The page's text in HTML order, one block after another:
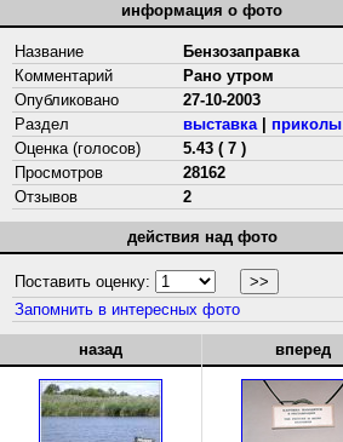
информация о фото
Название
Бензозаправка
Комментарий
Рано утром
Опубликовано
27-10-2003
Раздел
выставка| приколы
Оценка (голосов)
5.43 ( 7 )
Просмотров
28162
Отзывов
2
действия над фото
Поставить оценку:
Запомнить в интересных фото
назад вперед